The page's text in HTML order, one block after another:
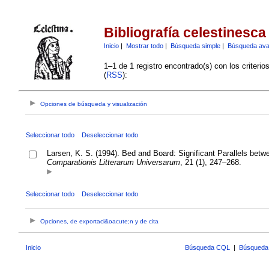
Bibliografía celestinesca
Inicio| Mostrar todo| Búsqueda simple| Búsqueda
1–1 de 1 registro encontrado(s) con los
(RSS):
Opciones de búsqueda y visualización
Seleccionar todo Deseleccionar todo
Larsen, K. S. (1994). Bed and Board: Significant Parallels
Comparationis Litterarum Universarum, 21 (1), 247–268.
Seleccionar todo Deseleccionar todo
Opciones, de exportaci&oacute;n y de cita
Inicio Búsqueda CQL |